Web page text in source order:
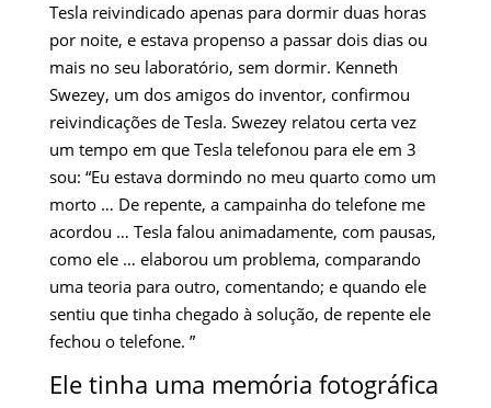
Tesla reivindicado apenas para dormir duas horas
por noite, e estava propenso a passar dois dias ou
mais no seu laboratório, sem dormir. Kenneth
Swezey, um dos amigos do inventor, confirmou
reivindicações de Tesla. Swezey relatou certa vez
um tempo em que Tesla telefonou para ele em 3
sou: “Eu estava dormindo no meu quarto como um
morto … De repente, a campainha do telefone me
acordou … Tesla falou animadamente, com pausas,
como ele … elaborou um problema, comparando
uma teoria para outro, comentando; e quando ele
sentiu que tinha chegado à solução, de repente ele
fechou o telefone. ”
Ele tinha uma memória fotográfica